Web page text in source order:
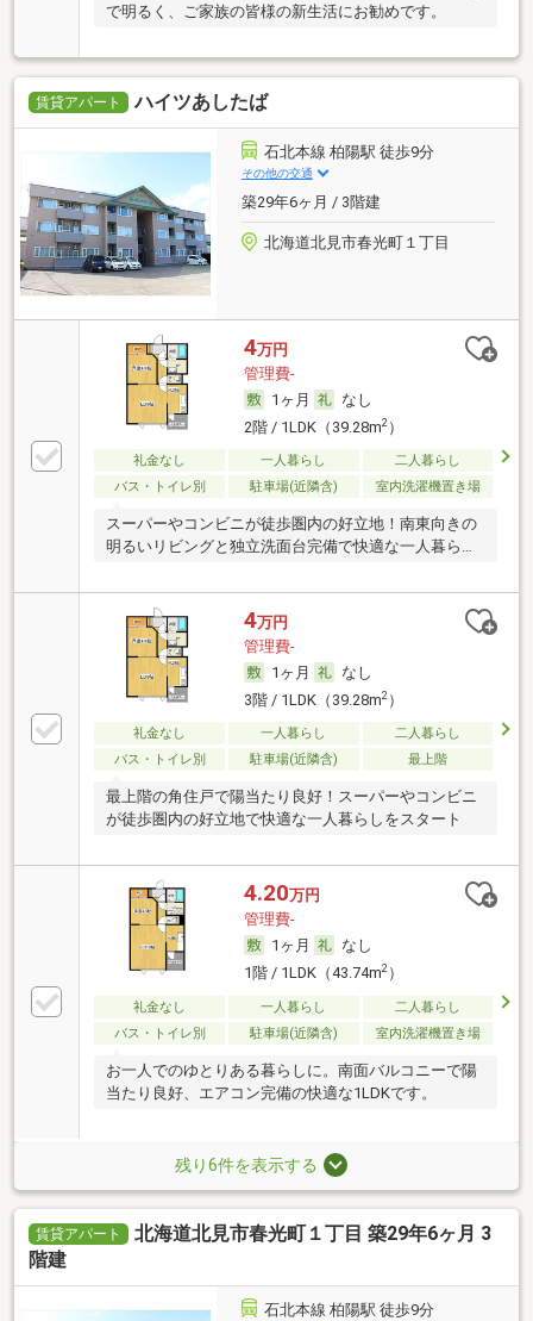
で明るく、ご家族の皆様の新生活にお勧めです。
賃貸アパート ハイツあしたば
石北本線 柏陽駅 徒歩9分
その他の交通
築29年6ヶ月 / 3階建
北海道北見市春光町１丁目
4万円
管理費-
1ヶ月
なし
2階 / 1LDK（39.28m2）
礼金なし 一人暮らし
二人暮らし
バス・トイレ別
駐車場(近隣含) 室内洗濯機置き場
スーパーやコンビニが徒歩圏内の好立地！南東向きの
明るいリビングと独立洗面台完備で快適な一人暮らし
4万円
管理費-
1ヶ月
なし
3階 / 1LDK（39.28m2）
礼金なし 一人暮らし
二人暮らし
バス・トイレ別
駐車場(近隣含) 最上階
最上階の角住戸で陽当たり良好！スーパーやコンビニ
が徒歩圏内の好立地で快適な一人暮らしをスタート
4.20万円
管理費-
1ヶ月
なし
1階 / 1LDK（43.74m2）
礼金なし 一人暮らし
二人暮らし
バス・トイレ別
駐車場(近隣含) 室内洗濯機置き場
お一人でのゆとりある暮らしに。南面バルコニーで陽
当たり良好、エアコン完備の快適な1LDKです。
残り6件を表示する
賃貸アパート
北海道北見市春光町１丁目 築29年6ヶ月 3
階建
石北本線 柏陽駅 徒歩9分